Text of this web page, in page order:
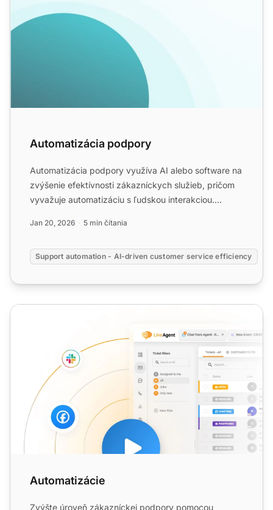
Automatizácia podpory
Automatizácia podpory využíva AI alebo software na
zvýšenie efektívnosti zákazníckych služieb, pričom
vyvažuje automatizáciu s ľudskou interakciou.
Jan 20, 2026 5 min čítania
Support automation - AI-driven customer service efficiency
Automatizácie
Automatizácie
Zvýšte úroveň zákazníckej podpory pomocou